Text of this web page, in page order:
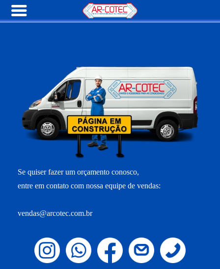
Se quiser fazer um orçamento conosco,
entre em contato com nossa equipe de vendas:
vendas@arcotec.com.br